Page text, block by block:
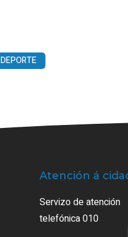
DEPORTE
Atención á
Servizo de atención
telefónica 010